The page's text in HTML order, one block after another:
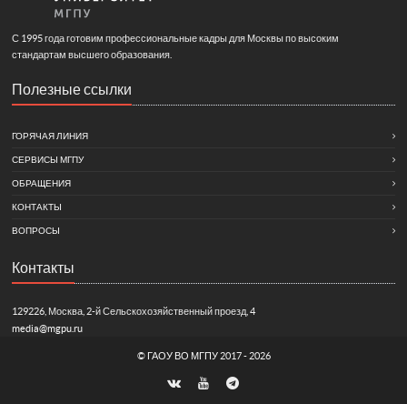
С 1995 года готовим профессиональные кадры для Москвы по высоким
стандартам высшего образования.
Полезные ссылки
ГОРЯЧАЯ ЛИНИЯ
СЕРВИСЫ МГПУ
ОБРАЩЕНИЯ
КОНТАКТЫ
ВОПРОСЫ
Контакты
129226, Москва, 2-й Сельскохозяйственный проезд, 4
media@mgpu.ru
© ГАОУ ВО МГПУ 2017 - 2026